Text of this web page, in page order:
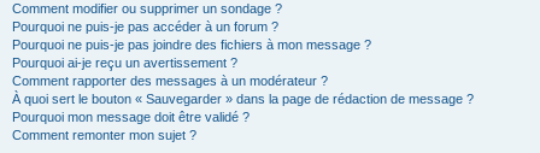
Comment modifier ou supprimer un sondage ?
Pourquoi ne puis-je pas accéder à un forum ?
Pourquoi ne puis-je pas joindre des fichiers à mon message ?
Pourquoi ai-je reçu un avertissement ?
Comment rapporter des messages à un modérateur ?
À quoi sert le bouton « Sauvegarder » dans la page de rédaction de message ?
Pourquoi mon message doit être validé ?
Comment remonter mon sujet ?